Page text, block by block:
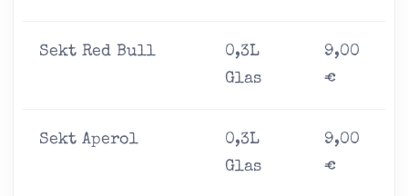
Sekt Red Bull
0,3L
Glas
9,00
€
Sekt Aperol
0,3L
Glas
9,00
€